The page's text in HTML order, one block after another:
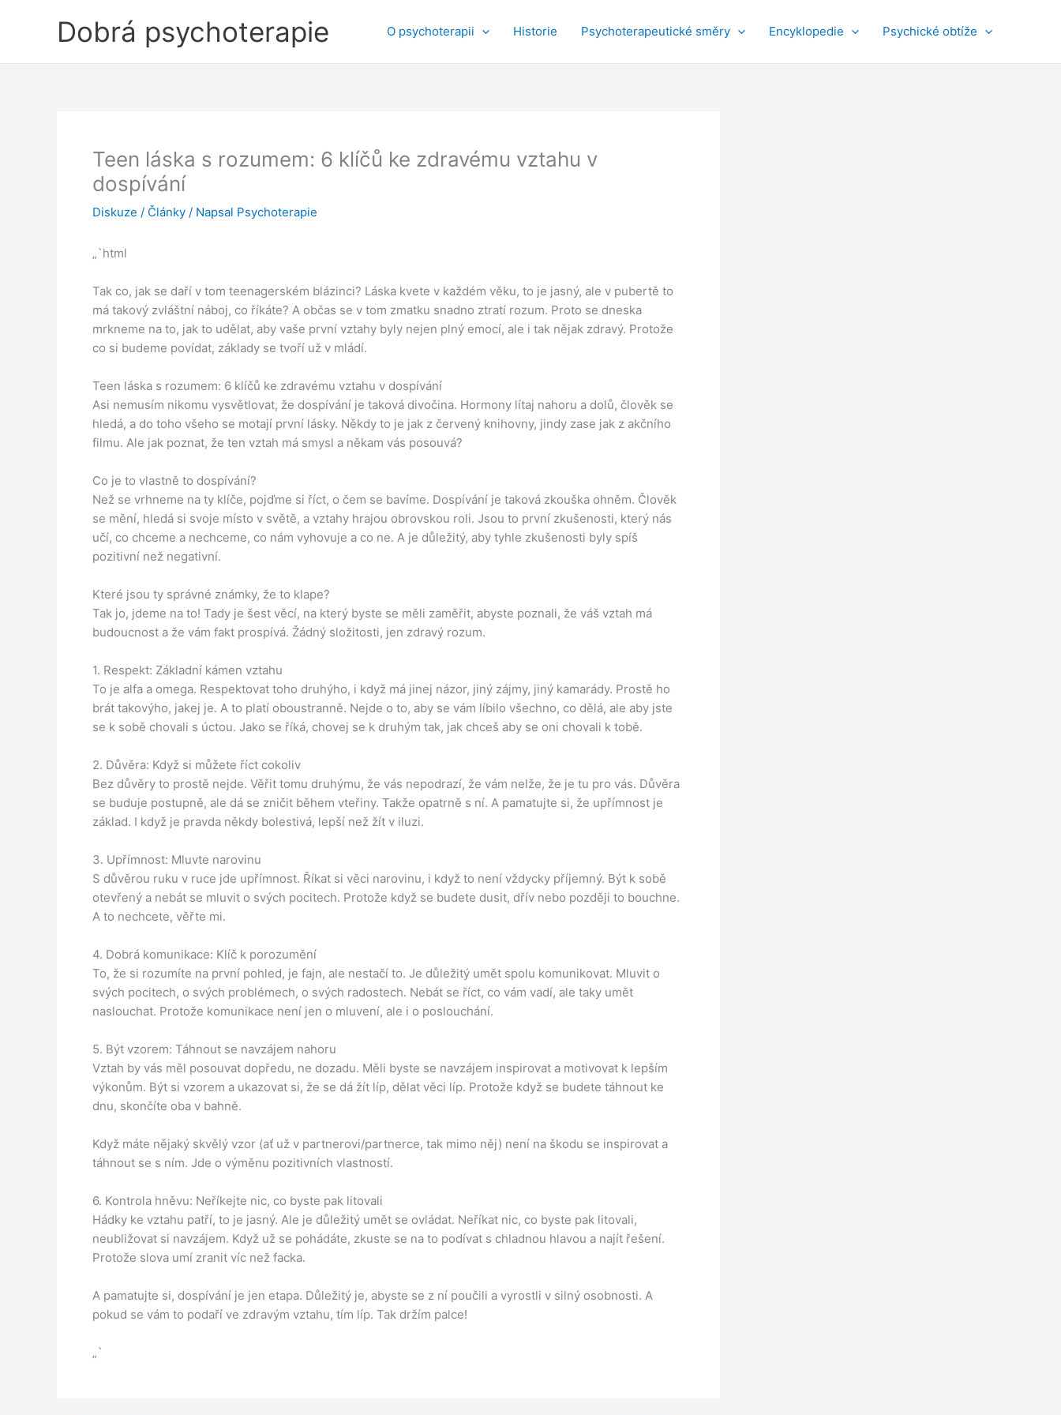
Dobrá psychoterapie O psychoterapii Historie Psychoterapeutické směry Encyklopedie Psychické obtíže
Teen láska s rozumem: 6 klíčů ke zdravému vztahu v
dospívání
Diskuze / Články / Napsal Psychoterapie
„`html
Tak co, jak se daří v tom teenagerském blázinci? Láska kvete v každém věku, to je jasný, ale v pubertě to
má takový zvláštní náboj, co říkáte? A občas se v tom zmatku snadno ztratí rozum. Proto se dneska
mrkneme na to, jak to udělat, aby vaše první vztahy byly nejen plný emocí, ale i tak nějak zdravý. Protože
co si budeme povídat, základy se tvoří už v mládí.
Teen láska s rozumem: 6 klíčů ke zdravému vztahu v dospívání
Asi nemusím nikomu vysvětlovat, že dospívání je taková divočina. Hormony lítaj nahoru a dolů, člověk se
hledá, a do toho všeho se motají první lásky. Někdy to je jak z červený knihovny, jindy zase jak z akčního
filmu. Ale jak poznat, že ten vztah má smysl a někam vás posouvá?
Co je to vlastně to dospívání?
Než se vrhneme na ty klíče, pojďme si říct, o čem se bavíme. Dospívání je taková zkouška ohněm. Člověk
se mění, hledá si svoje místo v světě, a vztahy hrajou obrovskou roli. Jsou to první zkušenosti, který nás
učí, co chceme a nechceme, co nám vyhovuje a co ne. A je důležitý, aby tyhle zkušenosti byly spíš
pozitivní než negativní.
Které jsou ty správné známky, že to klape?
Tak jo, jdeme na to! Tady je šest věcí, na který byste se měli zaměřit, abyste poznali, že váš vztah má
budoucnost a že vám fakt prospívá. Žádný složitosti, jen zdravý rozum.
1. Respekt: Základní kámen vztahu
To je alfa a omega. Respektovat toho druhýho, i když má jinej názor, jiný zájmy, jiný kamarády. Prostě ho
brát takovýho, jakej je. A to platí oboustranně. Nejde o to, aby se vám líbilo všechno, co dělá, ale aby jste
se k sobě chovali s úctou. Jako se říká, chovej se k druhým tak, jak chceš aby se oni chovali k tobě.
2. Důvěra: Když si můžete říct cokoliv
Bez důvěry to prostě nejde. Věřit tomu druhýmu, že vás nepodrazí, že vám nelže, že je tu pro vás. Důvěra
se buduje postupně, ale dá se zničit během vteřiny. Takže opatrně s ní. A pamatujte si, že upřímnost je
základ. I když je pravda někdy bolestivá, lepší než žít v iluzi.
3. Upřímnost: Mluvte narovinu
S důvěrou ruku v ruce jde upřímnost. Říkat si věci narovinu, i když to není vždycky příjemný. Být k sobě
otevřený a nebát se mluvit o svých pocitech. Protože když se budete dusit, dřív nebo později to bouchne.
A to nechcete, věřte mi.
4. Dobrá komunikace: Klíč k porozumění
To, že si rozumíte na první pohled, je fajn, ale nestačí to. Je důležitý umět spolu komunikovat. Mluvit o
svých pocitech, o svých problémech, o svých radostech. Nebát se říct, co vám vadí, ale taky umět
naslouchat. Protože komunikace není jen o mluvení, ale i o poslouchání.
5. Být vzorem: Táhnout se navzájem nahoru
Vztah by vás měl posouvat dopředu, ne dozadu. Měli byste se navzájem inspirovat a motivovat k lepším
výkonům. Být si vzorem a ukazovat si, že se dá žít líp, dělat věci líp. Protože když se budete táhnout ke
dnu, skončíte oba v bahně.
Když máte nějaký skvělý vzor (ať už v partnerovi/partnerce, tak mimo něj) není na škodu se inspirovat a
táhnout se s ním. Jde o výměnu pozitivních vlastností.
6. Kontrola hněvu: Neříkejte nic, co byste pak litovali
Hádky ke vztahu patří, to je jasný. Ale je důležitý umět se ovládat. Neříkat nic, co byste pak litovali,
neubližovat si navzájem. Když už se pohádáte, zkuste se na to podívat s chladnou hlavou a najít řešení.
Protože slova umí zranit víc než facka.
A pamatujte si, dospívání je jen etapa. Důležitý je, abyste se z ní poučili a vyrostli v silný osobnosti. A
pokud se vám to podaří ve zdravým vztahu, tím líp. Tak držím palce!
„`